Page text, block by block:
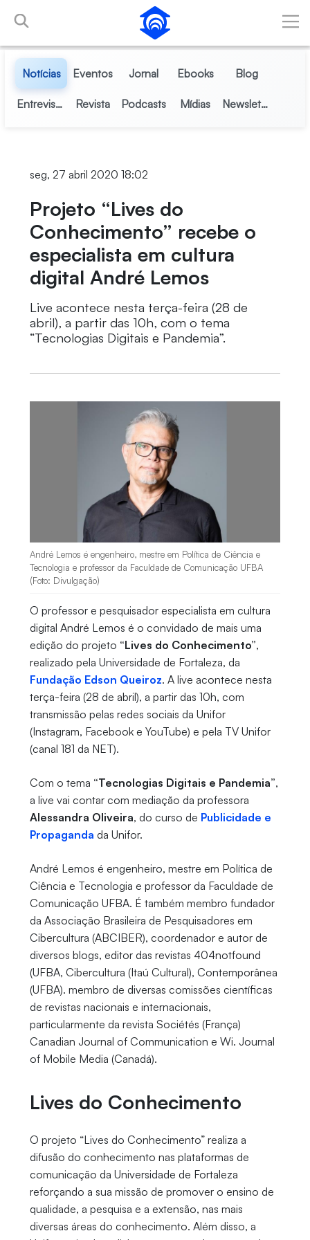
Pular para o Conteúdo principal
Notícias Eventos Jornal Ebooks Blog
Entrevistas Revista Podcasts Mídias Newsletter
seg, 27 abril 2020 18:02
Projeto “Lives do
Conhecimento” recebe o
especialista em cultura
digital André Lemos
Live acontece nesta terça-feira (28 de
abril), a partir das 10h, com o tema
“Tecnologias Digitais e Pandemia”.
André Lemos é engenheiro, mestre em Política de Ciência e
Tecnologia e professor da Faculdade de Comunicação UFBA
(Foto: Divulgação)
O professor e pesquisador especialista em cultura
digital André Lemos é o convidado de mais uma
edição do projeto “Lives do Conhecimento”,
realizado pela Universidade de Fortaleza, da
Fundação Edson Queiroz. A live acontece nesta
terça-feira (28 de abril), a partir das 10h, com
transmissão pelas redes sociais da Unifor
(Instagram, Facebook e YouTube) e pela TV Unifor
(canal 181 da NET).
Com o tema “Tecnologias Digitais e Pandemia”,
a live vai contar com mediação da professora
Alessandra Oliveira, do curso de Publicidade e
Propaganda da Unifor.
André Lemos é engenheiro, mestre em Política de
Ciência e Tecnologia e professor da Faculdade de
Comunicação UFBA. É também membro fundador
da Associação Brasileira de Pesquisadores em
Cibercultura (ABCIBER), coordenador e autor de
diversos blogs, editor das revistas 404notfound
(UFBA, Cibercultura (Itaú Cultural), Contemporânea
(UFBA). membro de diversas comissões científicas
de revistas nacionais e internacionais,
particularmente da revista Sociétés (França)
Canadian Journal of Communication e Wi. Journal
of Mobile Media (Canadá).
Lives do Conhecimento
O projeto “Lives do Conhecimento” realiza a
difusão do conhecimento nas plataformas de
comunicação da Universidade de Fortaleza
reforçando a sua missão de promover o ensino de
qualidade, a pesquisa e a extensão, nas mais
diversas áreas do conhecimento. Além disso, a